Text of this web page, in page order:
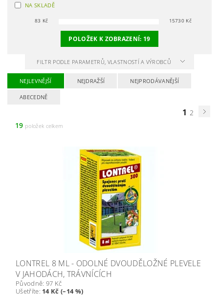
NA SKLADĚ
83 Kč 15730 Kč
POLOŽEK K ZOBRAZENÍ: 19
FILTR PODLE PARAMETRŮ, VLASTNOSTÍ A VÝROBCŮ
NEJLEVNĚJŠÍ NEJDRAŽŠÍ NEJPRODÁVANĚJŠÍ
ABECEDNĚ
1 2
19 položek celkem
LONTREL 8 ML - ODOLNÉ DVOUDĚLOŽNÉ PLEVELE
V JAHODÁCH, TRÁVNÍCÍCH
Původně: 97 Kč
Ušetříte: 14 Kč (–14 %)